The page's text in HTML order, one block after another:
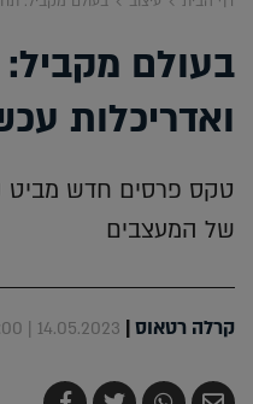
בעולם
ואדריכלות
טקס פרסים חדש מביט
של המעצבים
קרלה רטאוס|
14.05.2023 | 10:00